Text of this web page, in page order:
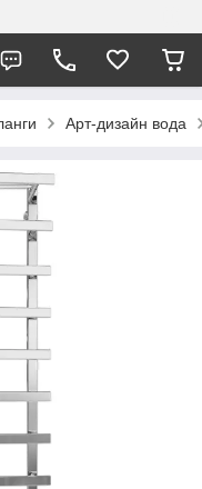
Арт-дизайн вода